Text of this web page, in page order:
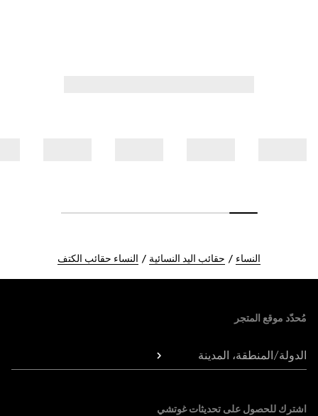
النساء حقائب اليد النسائية النساء حقائب الكتف
مُحدّد موقع المتجر
الدولة/المنطقة، المدينة
اشترك للحصول على تحديثات غوتشي